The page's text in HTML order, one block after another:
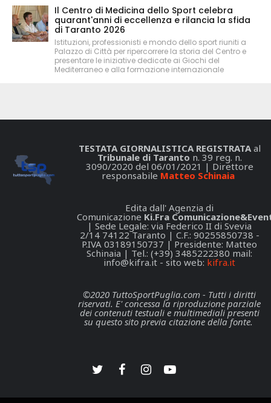
Il Centro di Medicina dello Sport celebra
quarant'anni di eccellenza e rilancia la sfida
di Taranto 2026
Istituzioni, professionisti e mondo dello sport riuniti a
Palazzo di Città per ripercorrere la storia del Centro e
presentare le iniziative dedicate ai Giochi del
Mediterraneo e alla formazione internazionale
TESTATA GIORNALISTICA REGISTRATAal
Tribunale di Taranto n. 39 reg. n.
3090/2020 del 06/01/2021 | Direttore
responsabile Matteo Schinaia
Edita dall' Agenzia di
Comunicazione Ki.Fra
| Sede Legale: via Federico II di Svevia
2/14 74122 Taranto | C.F.: 90255850738 -
P.IVA 03189150737 | Presidente: Matteo
Schinaia | Tel.: (+39) 3485222380 mail:
info@kifra.it - sito web: kifra.it
©2020 TuttoSportPuglia.com - Tutti i diritti
riservati. E' concessa la riproduzione parziale
dei contenuti testuali e multimediali presenti
su questo sito previa citazione della fonte.